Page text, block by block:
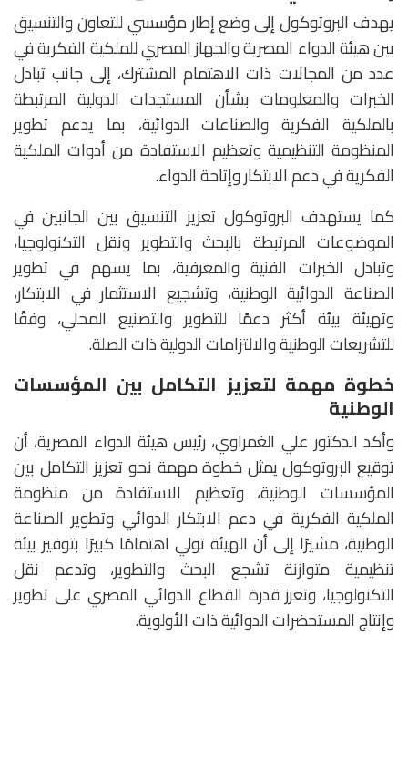
يهدف البروتوكول إلى وضع إطار مؤسسي للتعاون والتنسيق
بين هيئة الدواء المصرية والجهاز المصري للملكية الفكرية في
عدد من المجالات ذات الاهتمام المشترك، إلى جانب تبادل
الخبرات والمعلومات بشأن المستجدات الدولية المرتبطة
بالملكية الفكرية والصناعات الدوائية، بما يدعم تطوير
المنظومة التنظيمية وتعظيم الاستفادة من أدوات الملكية
الفكرية في دعم الابتكار وإتاحة الدواء.
كما يستهدف البروتوكول تعزيز التنسيق بين الجانبين في
الموضوعات المرتبطة بالبحث والتطوير ونقل التكنولوجيا،
وتبادل الخبرات الفنية والمعرفية، بما يسهم في تطوير
الصناعة الدوائية الوطنية، وتشجيع الاستثمار في الابتكار،
وتهيئة بيئة أكثر دعمًا للتطوير والتصنيع المحلي، وفقًا
للتشريعات الوطنية والالتزامات الدولية ذات الصلة.
خطوة مهمة لتعزيز التكامل بين المؤسسات
الوطنية
وأكد الدكتور علي الغمراوي، رئيس هيئة الدواء المصرية، أن
توقيع البروتوكول يمثل خطوة مهمة نحو تعزيز التكامل بين
المؤسسات الوطنية، وتعظيم الاستفادة من منظومة
الملكية الفكرية في دعم الابتكار الدوائي وتطوير الصناعة
الوطنية، مشيرًا إلى أن الهيئة تولي اهتمامًا كبيرًا بتوفير بيئة
تنظيمية متوازنة تشجع البحث والتطوير، وتدعم نقل
التكنولوجيا، وتعزز قدرة القطاع الدوائي المصري على تطوير
وإنتاج المستحضرات الدوائية ذات الأولوية.